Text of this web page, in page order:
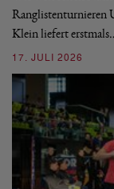
Ranglistenturnieren
Klein liefert
17. JULI 2026